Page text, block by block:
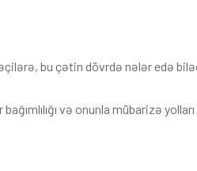
bu çətin dövrdə nələr edə
və onunla mübarizə